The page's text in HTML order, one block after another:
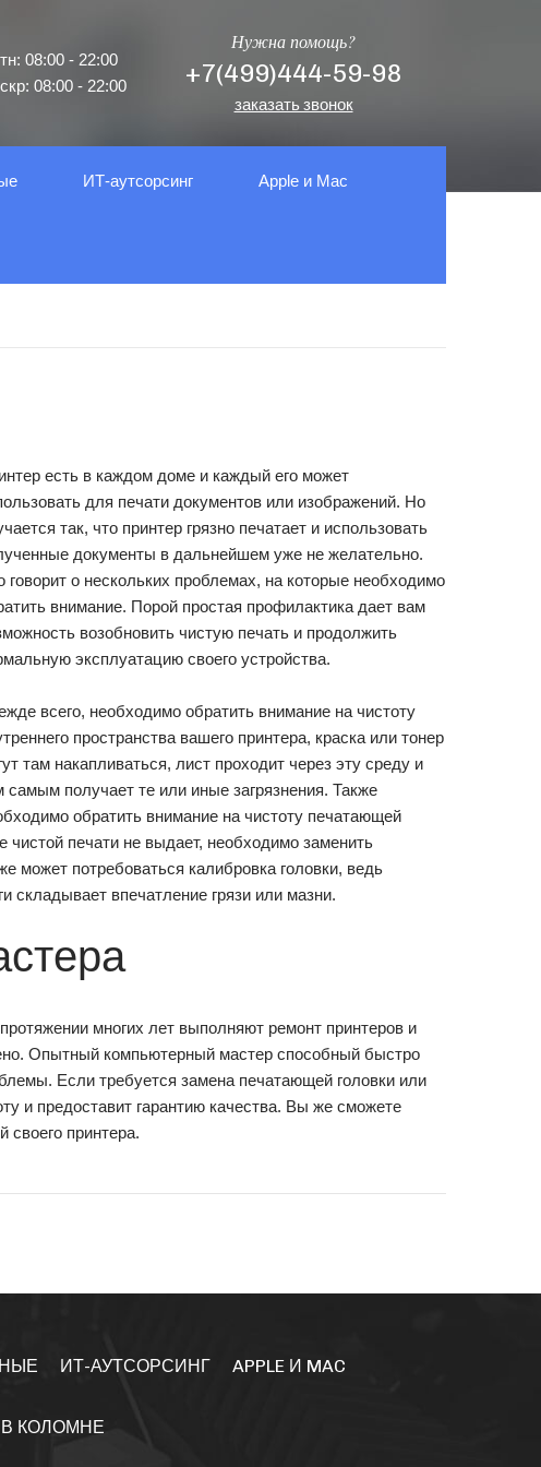
08:00 - 22:00
08:00 - 22:00
Нужна помощь?
+7(499)444-59-98
заказать звонок
ИТ-аутсорсинг Apple и Mac
есть в каждом доме и каждый его может
для печати документов или изображений. Но
так, что принтер грязно печатает и использовать
документы в дальнейшем уже не желательно.
говорит о нескольких проблемах, на которые необходимо
внимание. Порой простая профилактика дает вам
возобновить чистую печать и продолжить
эксплуатацию своего устройства.
всего, необходимо обратить внимание на чистоту
пространства вашего принтера, краска или тонер
там накапливаться, лист проходит через эту среду и
самым получает те или иные загрязнения. Также
обратить внимание на чистоту печатающей
чистой печати не выдает, необходимо заменить
может потребоваться калибровка головки, ведь
складывает впечатление грязи или мазни.
многих лет выполняют ремонт принтеров и
Опытный компьютерный мастер способный быстро
Если требуется замена печатающей головки или
и предоставит гарантию качества. Вы же сможете
своего принтера.
ИТ-АУТСОРСИНГ APPLE И MAC
КОЛОМНЕ